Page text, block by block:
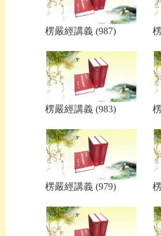
楞嚴經講義 (987)
楞嚴經講義 (983)
楞嚴經講義 (979)